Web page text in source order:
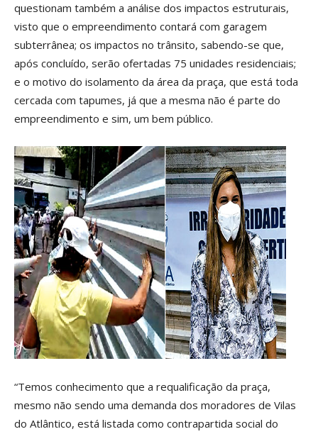
questionam também a análise dos impactos estruturais,
visto que o empreendimento contará com garagem
subterrânea; os impactos no trânsito, sabendo-se que,
após concluído, serão ofertadas 75 unidades residenciais;
e o motivo do isolamento da área da praça, que está toda
cercada com tapumes, já que a mesma não é parte do
empreendimento e sim, um bem público.
“Temos conhecimento que a requalificação da praça,
mesmo não sendo uma demanda dos moradores de Vilas
do Atlântico, está listada como contrapartida social do